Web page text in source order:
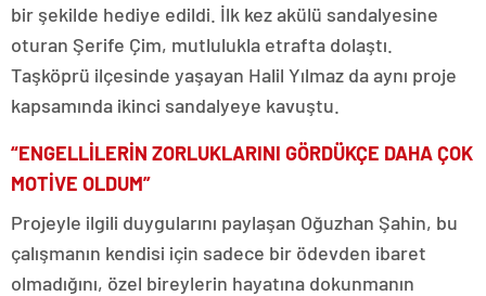
bir şekilde hediye edildi. İlk kez akülü sandalyesine
oturan Şerife Çim, mutlulukla etrafta dolaştı.
Taşköprü ilçesinde yaşayan Halil Yılmaz da aynı proje
kapsamında ikinci sandalyeye kavuştu.
“ENGELLİLERİN ZORLUKLARINI GÖRDÜKÇE DAHA ÇOK
MOTİVE OLDUM”
Projeyle ilgili duygularını paylaşan Oğuzhan Şahin, bu
çalışmanın kendisi için sadece bir ödevden ibaret
olmadığını, özel bireylerin hayatına dokunmanın